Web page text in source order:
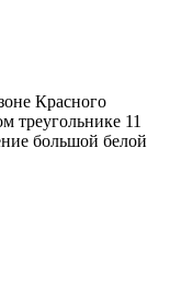
Красного
треугольнике 11
большой белой